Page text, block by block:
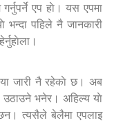
एप हाे। यस एपमा
भन्दा पहिले नै जानकारी
जारी नै रहेकाे छ। अब
उठाउने भनेर। अहिल्य याे
त्यसैले बेलैमा एपलाइ